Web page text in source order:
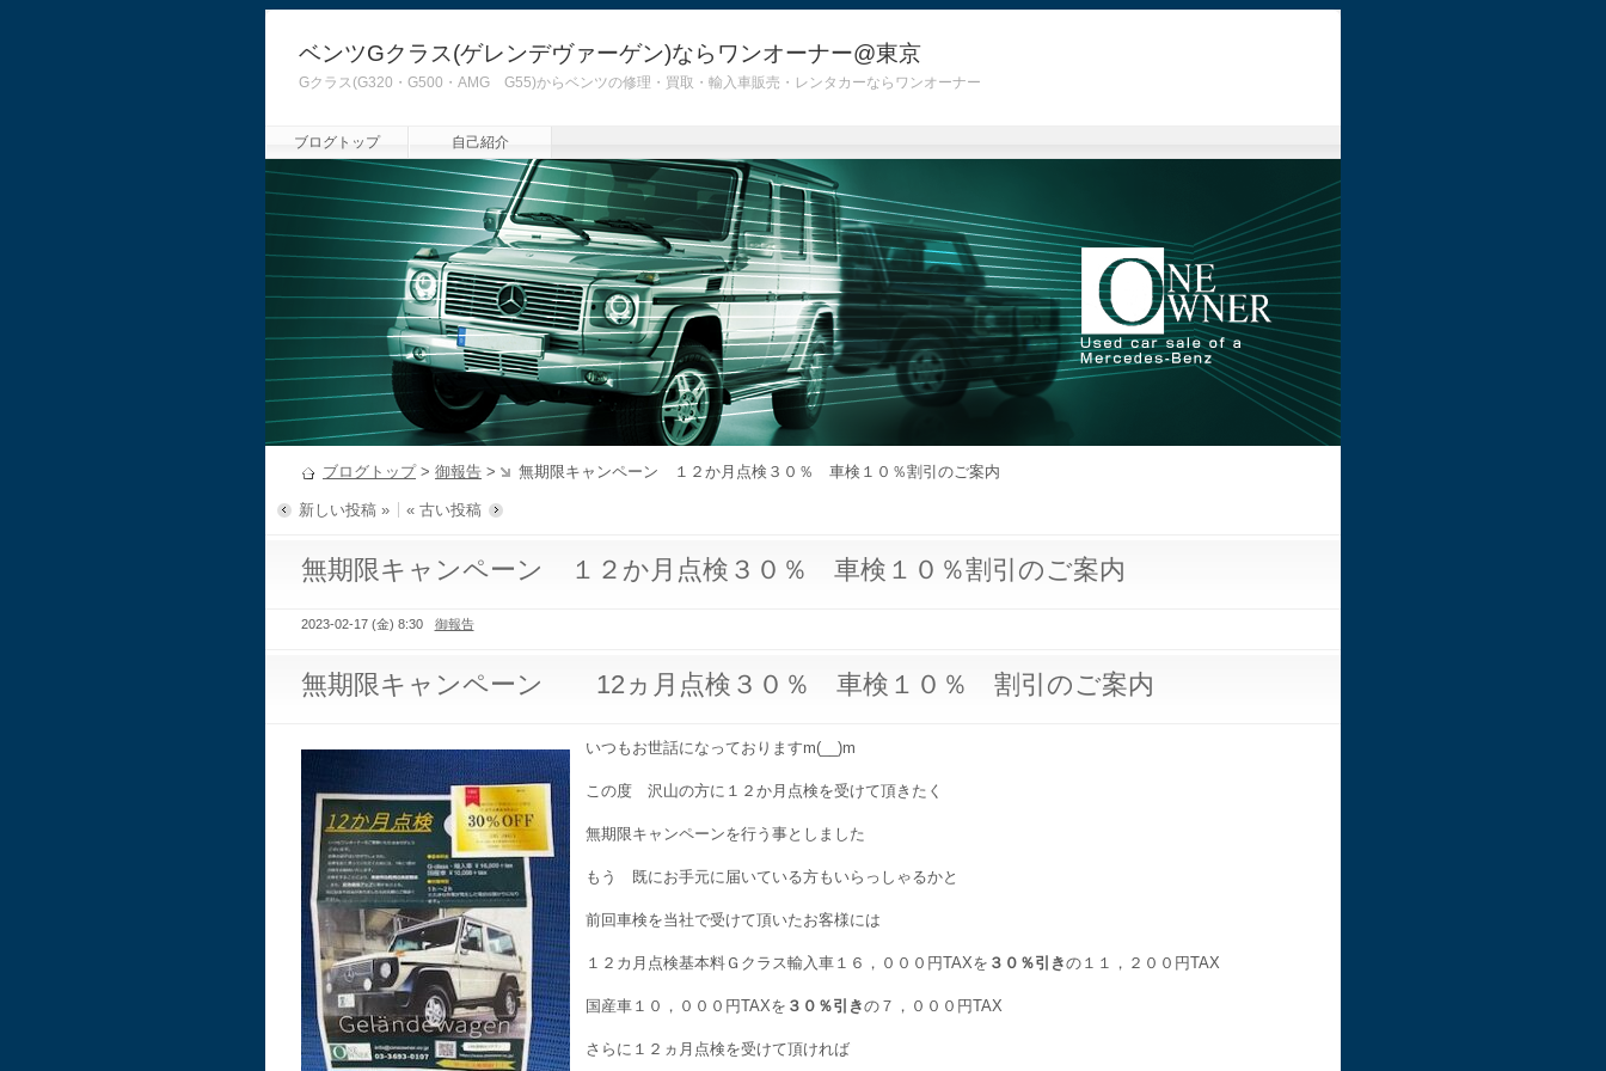
ベンツGクラス(ゲレンデヴァーゲン)ならワンオーナー@東京
Gクラス(G320・G500・AMG G55)からベンツの修理・買取・輸入車販売・レンタカーならワンオーナー
ブログトップ 自己紹介
ブログトップ> 御報告 > 無期限キャンペーン １２か月点検３０％ 車検１０％割引のご案内
新しい投稿 » « 古い投稿
無期限キャンペーン １２か月点検３０％ 車検１０％割引のご案内
2023-02-17 (金) 8:30 御報告
無期限キャンペーン 12ヵ月点検３０％ 車検１０％ 割引のご案内
いつもお世話になっておりますm(__)m
この度 沢山の方に１２か月点検を受けて頂きたく
無期限キャンペーンを行う事としました
もう 既にお手元に届いている方もいらっしゃるかと
前回車検を当社で受けて頂いたお客様には
１２カ月点検基本料Ｇクラス輸入車１６，０００円TAXを ３０％引きの１１，２００円TAX
国産車１０，０００円TAXを ３０％引きの７，０００円TAX
さらに１２ヵ月点検を受けて頂ければ